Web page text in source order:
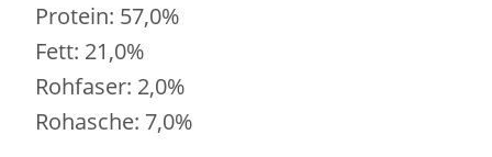
Protein: 57,0%
Fett: 21,0%
Rohfaser: 2,0%
Rohasche: 7,0%